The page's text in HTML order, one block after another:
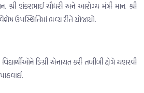
શ્રી શંકરભાઈ ચૌધરી અને આરોગ્ય મંત્રી માન. શ્રી
ઉપસ્થિતિમાં ભવ્ય રીતે યોજાયો.
ડિગ્રી એનાયત કરી તબીબી ક્ષેત્રે યશસ્વી